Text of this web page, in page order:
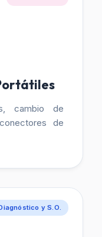
cambio de
de
y S.O.